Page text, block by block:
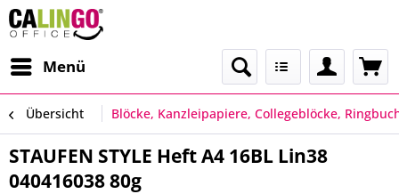
Menü
Übersicht Blöcke, Kanzleipapiere, Collegeblöcke,
STAUFEN STYLE Heft A4 16BL Lin38
040416038 80g